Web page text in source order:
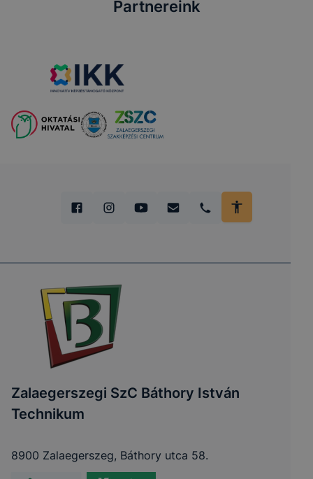
Partnereink
Zalaegerszegi SzC Báthory István
Technikum
8900 Zalaegerszeg, Báthory utca 58.